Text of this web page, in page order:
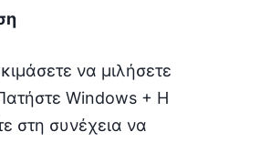
να μιλήσετε
Windows + H
στη συνέχεια να